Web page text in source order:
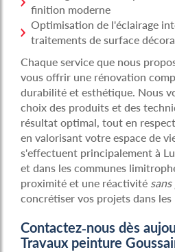
finition moderne
Optimisation de l'éclairage
traitements de surface
Chaque service que nous
vous offrir une rénovation
durabilité et esthétique. Nous
choix des produits et des
résultat optimal, tout en
en valorisant votre espace de
s'effectuent principalement à
et dans les communes
proximité et une réactivité
concrétiser vos projets dans
Contactez-nous dès
Travaux peinture